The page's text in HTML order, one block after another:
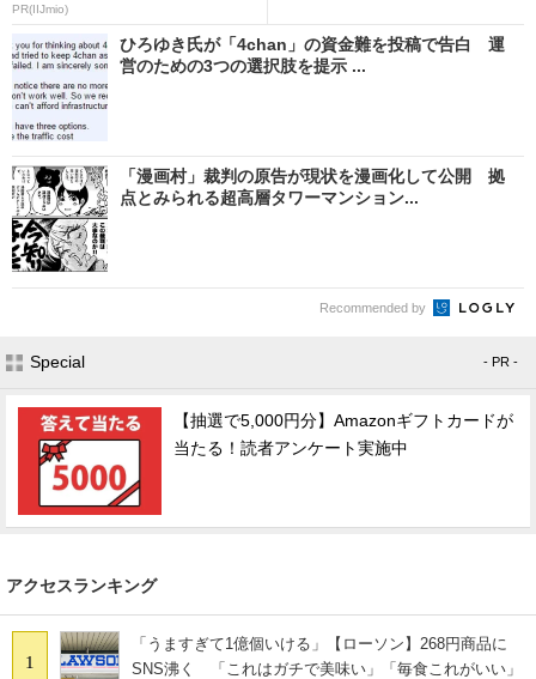
PR(IIJmio)
ひろゆき氏が「4chan」の資金難を投稿で告白 運
営のための3つの選択肢を提示 ...
「漫画村」裁判の原告が現状を漫画化して公開 拠
点とみられる超高層タワーマンション...
Recommended by
Special - PR -
【抽選で5,000円分】Amazonギフトカードが
当たる！読者アンケート実施中
アクセスランキング
1
「うますぎて1億個いける」【ローソン】268円商品に
SNS沸く 「これはガチで美味い」「毎食これがいい」